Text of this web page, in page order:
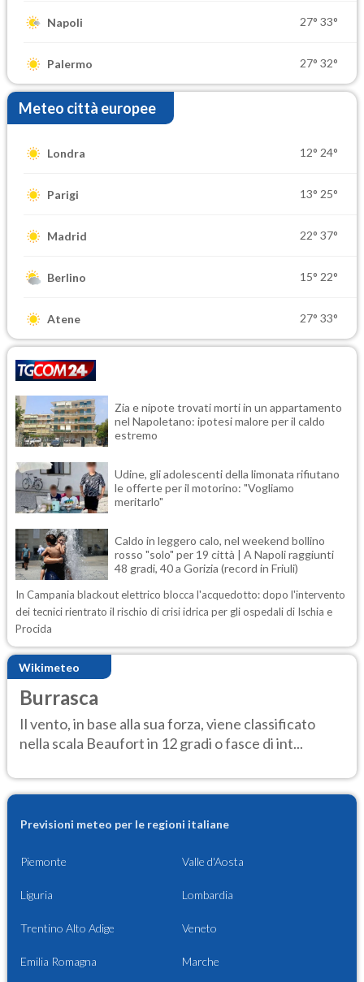
Napoli 27° 33°
Palermo 27° 32°
Meteo città europee
Londra 12° 24°
Parigi 13° 25°
Madrid 22° 37°
Berlino 15° 22°
Atene 27° 33°
Zia e nipote trovati morti in un appartamento
nel Napoletano: ipotesi malore per il caldo
estremo
Udine, gli adolescenti della limonata rifiutano
le offerte per il motorino: "Vogliamo
meritarlo"
Caldo in leggero calo, nel weekend bollino
rosso "solo" per 19 città | A Napoli raggiunti
48 gradi, 40 a Gorizia (record in Friuli)
In Campania blackout elettrico blocca l'acquedotto: dopo l'intervento
dei tecnici rientrato il rischio di crisi idrica per gli ospedali di Ischia e
Procida
Wikimeteo
Burrasca
Il vento, in base alla sua forza, viene classificato
nella scala Beaufort in 12 gradi o fasce di int...
Previsioni meteo per le regioni italiane
Piemonte Valle d'Aosta
Liguria Lombardia
Trentino Alto Adige Veneto
Emilia Romagna Marche